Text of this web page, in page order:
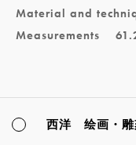
Material and
Measurements
西洋 绘画・雕